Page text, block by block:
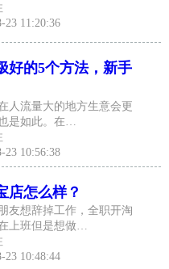
23 11:20:36
好的5个方法，新手
人流量大的地方生意会更
是如此。在…
23 10:56:38
店怎么样？
友想辞掉工作，全职开淘
上班但是想做…
23 10:48:44